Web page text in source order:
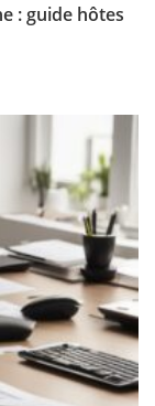
: guide hôtes